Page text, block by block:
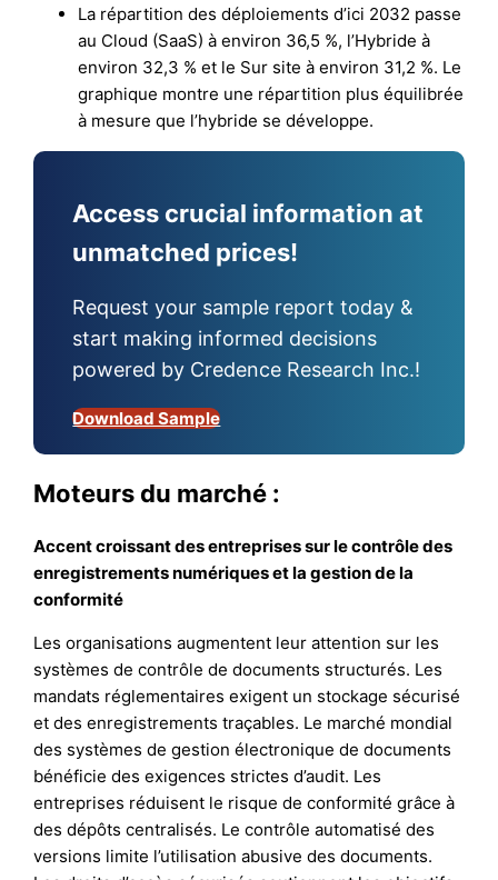
La répartition des déploiements d’ici 2032 passe
au Cloud (SaaS) à environ 36,5 %, l’Hybride à
environ 32,3 % et le Sur site à environ 31,2 %. Le
graphique montre une répartition plus équilibrée
à mesure que l’hybride se développe.
Access crucial information at
unmatched prices!
Request your sample report today &
start making informed decisions
powered by Credence Research Inc.!
Download Sample
Moteurs du marché :
Accent croissant des entreprises sur le contrôle des
enregistrements numériques et la gestion de la
conformité
Les organisations augmentent leur attention sur les
systèmes de contrôle de documents structurés. Les
mandats réglementaires exigent un stockage sécurisé
et des enregistrements traçables. Le marché mondial
des systèmes de gestion électronique de documents
bénéficie des exigences strictes d’audit. Les
entreprises réduisent le risque de conformité grâce à
des dépôts centralisés. Le contrôle automatisé des
versions limite l’utilisation abusive des documents.